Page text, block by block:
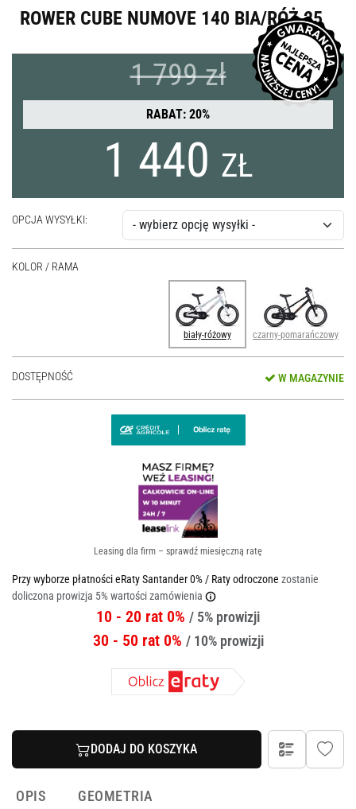
ROWER CUBE NUMOVE 140 BIA/RÓŻ 25
1 799 zł
RABAT: 20%
1 440 ZŁ
OPCJA WYSYŁKI:
KOLOR / RAMA
biały-różowy czarny-pomarańczowy
DOSTĘPNOŚĆ W MAGAZYNIE
Leasing dla firm – sprawdź miesięczną ratę
Przy wyborze płatności eRaty Santander 0% / Raty odroczone zostanie
doliczona prowizja 5% wartości zamówienia
10 - 20 rat 0% / 5% prowizji
30 - 50 rat 0% / 10% prowizji
DODAJ DO KOSZYKA
OPIS GEOMETRIA